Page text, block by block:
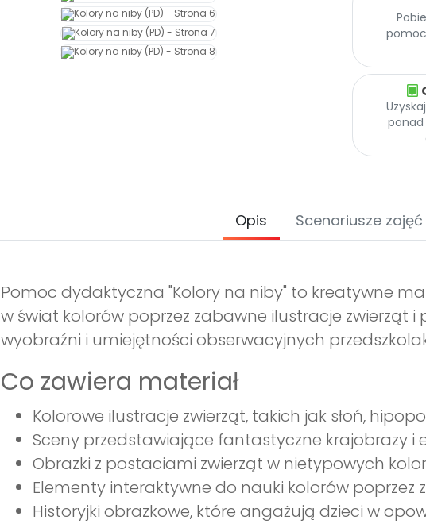
ponad
Opis Scenariusze zajęć
Pomoc dydaktyczna "Kolory na niby" to kreatywne
w świat kolorów poprzez zabawne ilustracje zwierząt i
wyobraźni i umiejętności obserwacyjnych
Co zawiera materiał
Kolorowe ilustracje zwierząt, takich jak słoń,
Sceny przedstawiające fantastyczne krajobrazy i
Obrazki z postaciami zwierząt w nietypowych
Elementy interaktywne do nauki kolorów poprzez
Historyjki obrazkowe, które angażują dzieci w